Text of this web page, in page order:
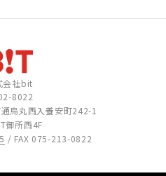
会社bit
8022
烏丸西入養安町242-1
御所西4F
/ FAX 075-213-0822